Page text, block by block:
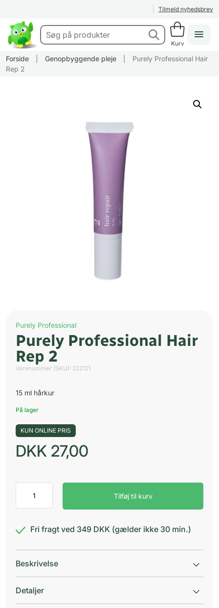
Tilmeld nyhedsbrev
Kurv
Forside Genopbyggende pleje
Purely Professional Hair
Rep 2
Purely Professional
Purely Professional Hair
Rep 2
Varenummer (SKU): 222121
15 ml hårkur
På lager
KUN ONLINE PRIS
DKK 27,00
Professional
Hair
2
Tilføj til kurv
Fri fragt ved 349 DKK (gælder ikke 30 min.)
Beskrivelse
Detaljer